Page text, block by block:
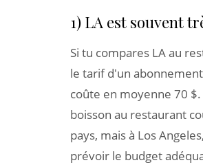
1) LA est souvent
Si tu compares LA au
le tarif d'un
coûte en moyenne 70
boisson au restaurant
pays, mais à Los
prévoir le budget